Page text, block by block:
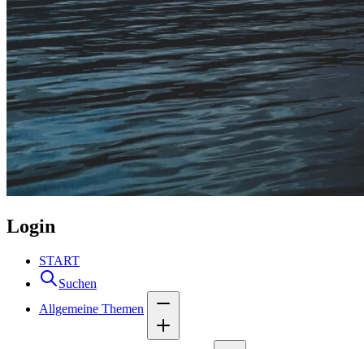
Login
START
Suchen
Allgemeine Themen